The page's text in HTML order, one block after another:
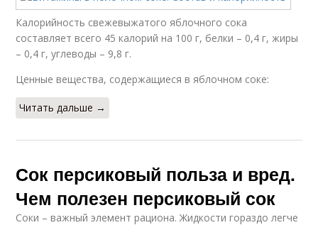
Калорийность свежевыжатого яблочного сока
составляет всего 45 калорий на 100 г, белки – 0,4 г, жиры
– 0,4 г, углеводы – 9,8 г.
Ценные вещества, содержащиеся в яблочном соке:
Читать дальше →
Сок персиковый польза и вред.
Чем полезен персиковый сок
Соки – важный элемент рациона. Жидкости гораздо легче